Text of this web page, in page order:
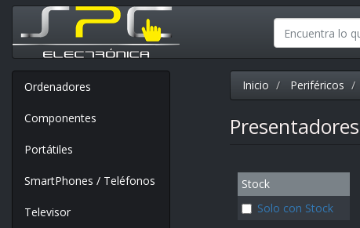
Ordenadores
Componentes
Portátiles
SmartPhones / Teléfonos
Televisor
Inicio Periféricos
Stock
Solo con Stock